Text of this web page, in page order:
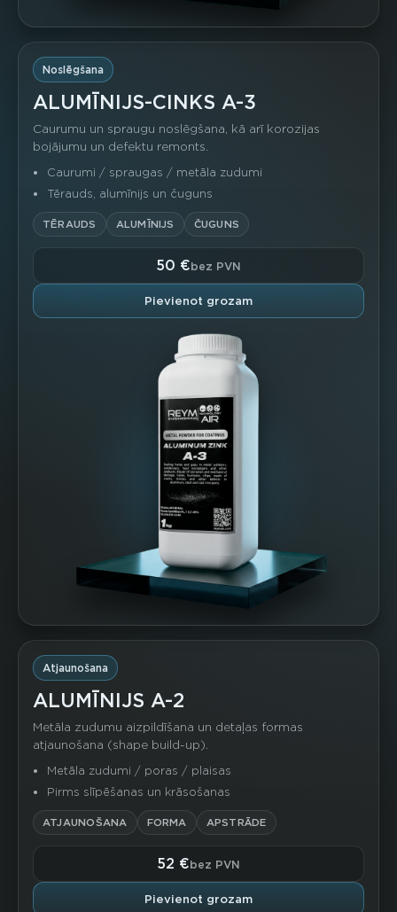
Noslēgšana
ALUMĪNIJS-CINKS A-3
Caurumu un spraugu noslēgšana, kā arī korozijas
bojājumu un defektu remonts.
Caurumi / spraugas / metāla zudumi
Tērauds, alumīnijs un čuguns
TĒRAUDS ALUMĪNIJS ČUGUNS
50 €bez PVN
Pievienot grozam
Atjaunošana
ALUMĪNIJS A-2
Metāla zudumu aizpildīšana un detaļas formas
atjaunošana (shape build-up).
Metāla zudumi / poras / plaisas
Pirms slīpēšanas un krāsošanas
ATJAUNOŠANA FORMA APSTRĀDE
52 €bez PVN
Pievienot grozam